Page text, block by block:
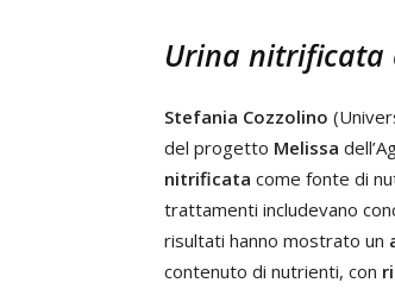
Urina nitrificata
Stefania Cozzolino
del progetto Melissa
nitrificata come fonte di
trattamenti includevano
risultati hanno mostrato un
contenuto di nutrienti, con